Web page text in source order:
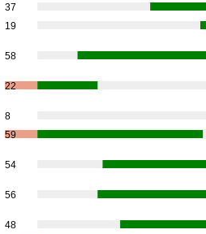
37
19
58
22
8
59
54
56
48